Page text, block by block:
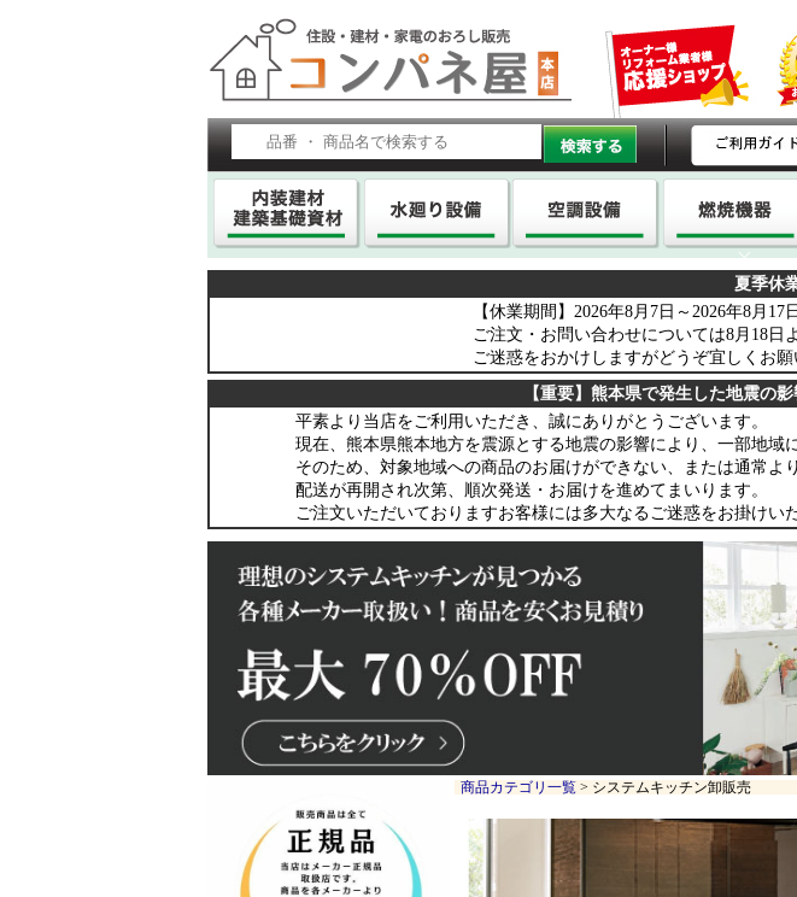
夏季休
【休業期間】2026年8月7日～2026年8月17日
ご注文・お問い合わせについては8月18日
ご迷惑をおかけしますがどうぞ宜しくお願
【重要】熊本県で発生した地震の
平素より当店をご利用いただき、誠にありがとうございます。
現在、熊本県熊本地方を震源とする地震の影響により、一部地域
そのため、対象地域への商品のお届けができない、または通常よ
配送が再開され次第、順次発送・お届けを進めてまいります。
ご注文いただいておりますお客様には多大なるご迷惑をお掛けい
商品カテゴリ一覧 > システムキッチン卸販売